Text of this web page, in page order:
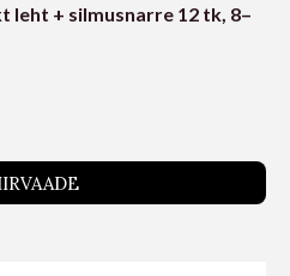
+ silmusnarre 12 tk, 8–